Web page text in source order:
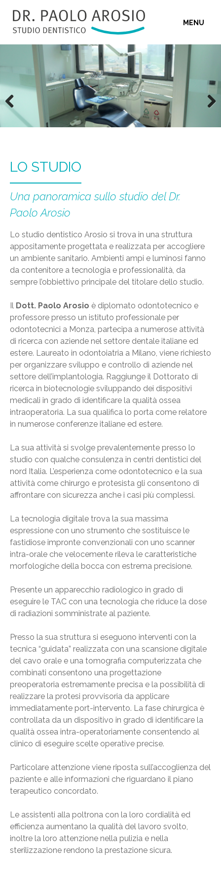
content
MENU
Previous
LO STUDIO
Una panoramica sullo studio del Dr.
Paolo Arosio
Lo studio dentistico Arosio si trova in una struttura
appositamente progettata e realizzata per accogliere
un ambiente sanitario. Ambienti ampi e luminosi fanno
da contenitore a tecnologia e professionalità, da
sempre l’obbiettivo principale del titolare dello studio.
Il Dott. Paolo Arosio è diplomato odontotecnico e
professore presso un istituto professionale per
odontotecnici a Monza, partecipa a numerose attività
di ricerca con aziende nel settore dentale italiane ed
estere. Laureato in odontoiatria a Milano, viene richiesto
per organizzare sviluppo e controllo di aziende nel
settore dell’implantologia. Raggiunge il Dottorato di
ricerca in biotecnologie sviluppando dei dispositivi
medicali in grado di identificare la qualità ossea
intraoperatoria. La sua qualifica lo porta come relatore
in numerose conferenze italiane ed estere.
La sua attività si svolge prevalentemente presso lo
studio con qualche consulenza in centri dentistici del
nord Italia. L’esperienza come odontotecnico e la sua
attività come chirurgo e protesista gli consentono di
affrontare con sicurezza anche i casi più complessi.
La tecnologia digitale trova la sua massima
espressione con uno strumento che sostituisce le
fastidiose impronte convenzionali con uno scanner
intra-orale che velocemente rileva le caratteristiche
morfologiche della bocca con estrema precisione.
Presente un apparecchio radiologico in grado di
eseguire le TAC con una tecnologia che riduce la dose
di radiazioni somministrate al paziente.
Presso la sua struttura si eseguono interventi con la
tecnica “guidata” realizzata con una scansione digitale
del cavo orale e una tomografia computerizzata che
combinati consentono una progettazione
preoperatoria estremamente precisa e la possibilità di
realizzare la protesi provvisoria da applicare
immediatamente port-intervento. La fase chirurgica è
controllata da un dispositivo in grado di identificare la
qualità ossea intra-operatoriamente consentendo al
clinico di eseguire scelte operative precise.
Particolare attenzione viene riposta sull’accoglienza del
paziente e alle informazioni che riguardano il piano
terapeutico concordato.
Le assistenti alla poltrona con la loro cordialità ed
efficienza aumentano la qualità del lavoro svolto,
inoltre la loro attenzione nella pulizia e nella
sterilizzazione rendono la prestazione sicura.